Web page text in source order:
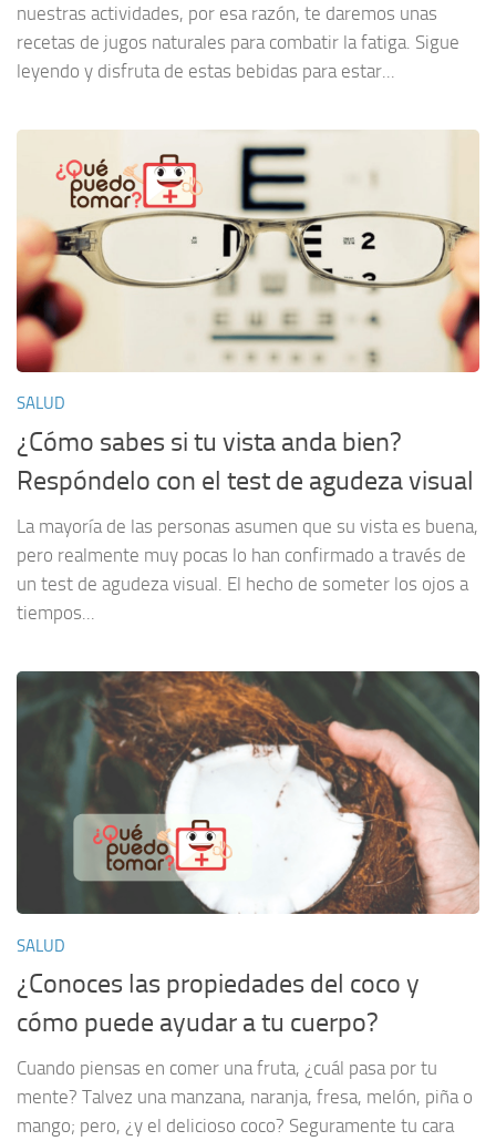
nuestras actividades, por esa razón, te daremos unas
recetas de jugos naturales para combatir la fatiga. Sigue
leyendo y disfruta de estas bebidas para estar...
SALUD
¿Cómo sabes si tu vista anda bien?
Respóndelo con el test de agudeza visual
La mayoría de las personas asumen que su vista es buena,
pero realmente muy pocas lo han confirmado a través de
un test de agudeza visual. El hecho de someter los ojos a
tiempos...
SALUD
¿Conoces las propiedades del coco y
cómo puede ayudar a tu cuerpo?
Cuando piensas en comer una fruta, ¿cuál pasa por tu
mente? Talvez una manzana, naranja, fresa, melón, piña o
mango; pero, ¿y el delicioso coco? Seguramente tu cara